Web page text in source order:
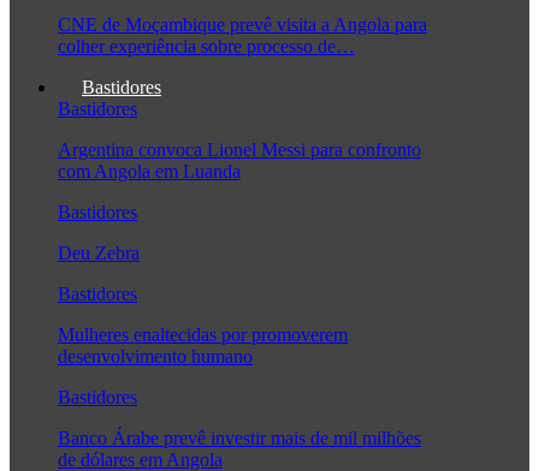
CNE de Moçambique prevê visita a Angola para
colher experiência sobre processo de…
Bastidores
Bastidores
Argentina convoca Lionel Messi para confronto
com Angola em Luanda
Bastidores
Deu Zebra
Bastidores
Mulheres enaltecidas por promoverem
desenvolvimento humano
Bastidores
Banco Árabe prevê investir mais de mil milhões
de dólares em Angola